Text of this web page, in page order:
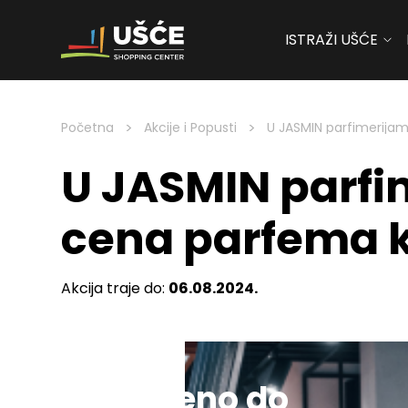
Skip to content
ISTRAŽI UŠĆE
Početna > Akcije i Popusti > U JASMIN
U JASMIN
cena parfema
Akcija traje do: 06.08.2024.